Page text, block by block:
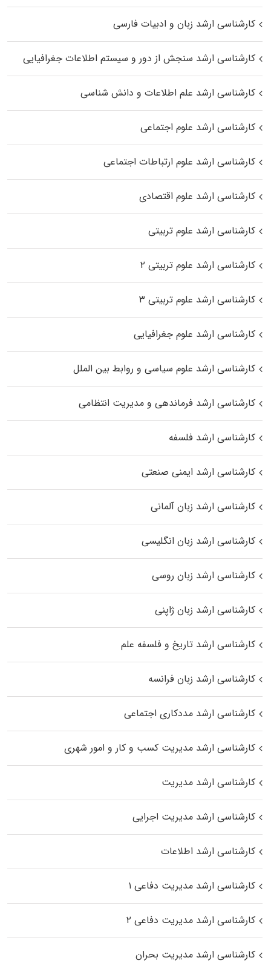
کارشناسی ارشد زبان و ادبیات فارسی
کارشناسی ارشد سنجش از دور و سیستم اطلاعات جغرافیایی
کارشناسی ارشد علم اطلاعات و دانش شناسی
کارشناسی ارشد علوم اجتماعی
کارشناسی ارشد علوم ارتباطات اجتماعی
کارشناسی ارشد علوم اقتصادی
کارشناسی ارشد علوم تربیتی
کارشناسی ارشد علوم تربیتی ۲
کارشناسی ارشد علوم تربیتی ۳
کارشناسی ارشد علوم جغرافیایی
کارشناسی ارشد علوم سیاسی و روابط بین الملل
کارشناسی ارشد فرماندهی و مدیریت انتظامی
کارشناسی ارشد فلسفه
کارشناسی ارشد ایمنی صنعتی
کارشناسی ارشد زبان آلمانی
کارشناسی ارشد زبان انگلیسی
کارشناسی ارشد زبان روسی
کارشناسی ارشد زبان ژاپنی
کارشناسی ارشد تاریخ و فلسفه علم
کارشناسی ارشد زبان فرانسه
کارشناسی ارشد مددکاری اجتماعی
کارشناسی ارشد مدیریت کسب و کار و امور شهری
کارشناسی ارشد مدیریت
کارشناسی ارشد مدیریت اجرایی
کارشناسی ارشد اطلاعات
کارشناسی ارشد مدیریت دفاعی ۱
کارشناسی ارشد مدیریت دفاعی ۲
کارشناسی ارشد مدیریت بحران